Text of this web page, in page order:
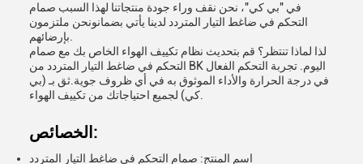
في "بي كي"، نحن نقف وراء جودة منتجاتنا لهذا السبب صمام
التحكم في ضاغط التيار المتردد لدينا يأتي بضمانونحن ملتزمون
لذا لماذا تنتظر؟ قم بتحديث نظام تكييف الهواء الخاص بك مع صمام
التحكم في ضاغط التيار المتردد من BK اليوم. تجربة التحكم الفعال
في درجة الحرارة والأداء الموثوق به في أي ظروف جوية.ثق بـ (بي
الخصائص:
اسم المنتج: صمام التحكم في ضاغط التيار المتردد